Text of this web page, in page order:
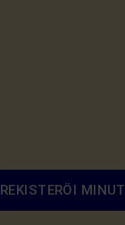
REKISTERÖI MINUT